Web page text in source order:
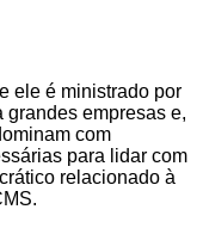
ele é ministrado por
grandes empresas e,
com
para lidar com
relacionado à